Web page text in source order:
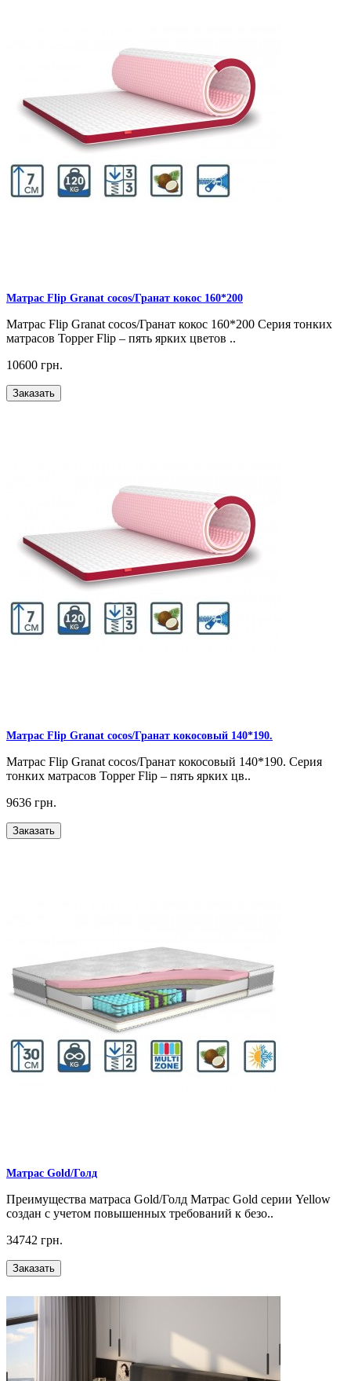
Матрас Flip Granat cocos/Гранат кокос 160*200
Матрас Flip Granat cocos/Гранат кокос 160*200 Серия тонких
матрасов Topper Flip – пять ярких цветов ..
10600 грн.
Заказать
Матрас Flip Granat cocos/Гранат кокосовый 140*190.
Матрас Flip Granat cocos/Гранат кокосовый 140*190. Серия
тонких матрасов Topper Flip – пять ярких цв..
9636 грн.
Заказать
Матрас Gold/Голд
Преимущества матраса Gold/Голд Матрас Gold серии Yellow
создан с учетом повышенных требований к безо..
34742 грн.
Заказать